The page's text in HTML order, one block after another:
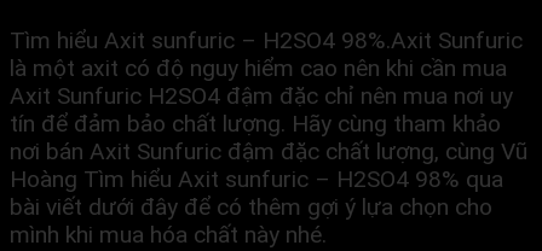
Tìm hiểu Axit sunfuric – H2SO4 98%.Axit Sunfuric
là một axit có độ nguy hiểm cao nên khi cần mua
Axit Sunfuric H2SO4 đậm đặc chỉ nên mua nơi uy
tín để đảm bảo chất lượng. Hãy cùng tham khảo
nơi bán Axit Sunfuric đậm đặc chất lượng, cùng Vũ
Hoàng Tìm hiểu Axit sunfuric – H2SO4 98% qua
bài viết dưới đây để có thêm gợi ý lựa chọn cho
mình khi mua hóa chất này nhé.